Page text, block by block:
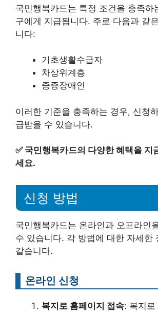
국민행복카드는 특정 조건을 충족하
구에게 지급됩니다. 주로 다음과 같
니다:
기초생활수급자
차상위계층
중증장애인
이러한 기준을 충족하는 경우, 신청
급받을 수 있습니다.
✅ 국민행복카드의 다양한 혜택을 지
세요.
신청 방법
국민행복카드는 온라인과 오프라인
수 있습니다. 각 방법에 대한 자세한
같습니다.
온라인 신청
복지로 홈페이지 접속: 복지로